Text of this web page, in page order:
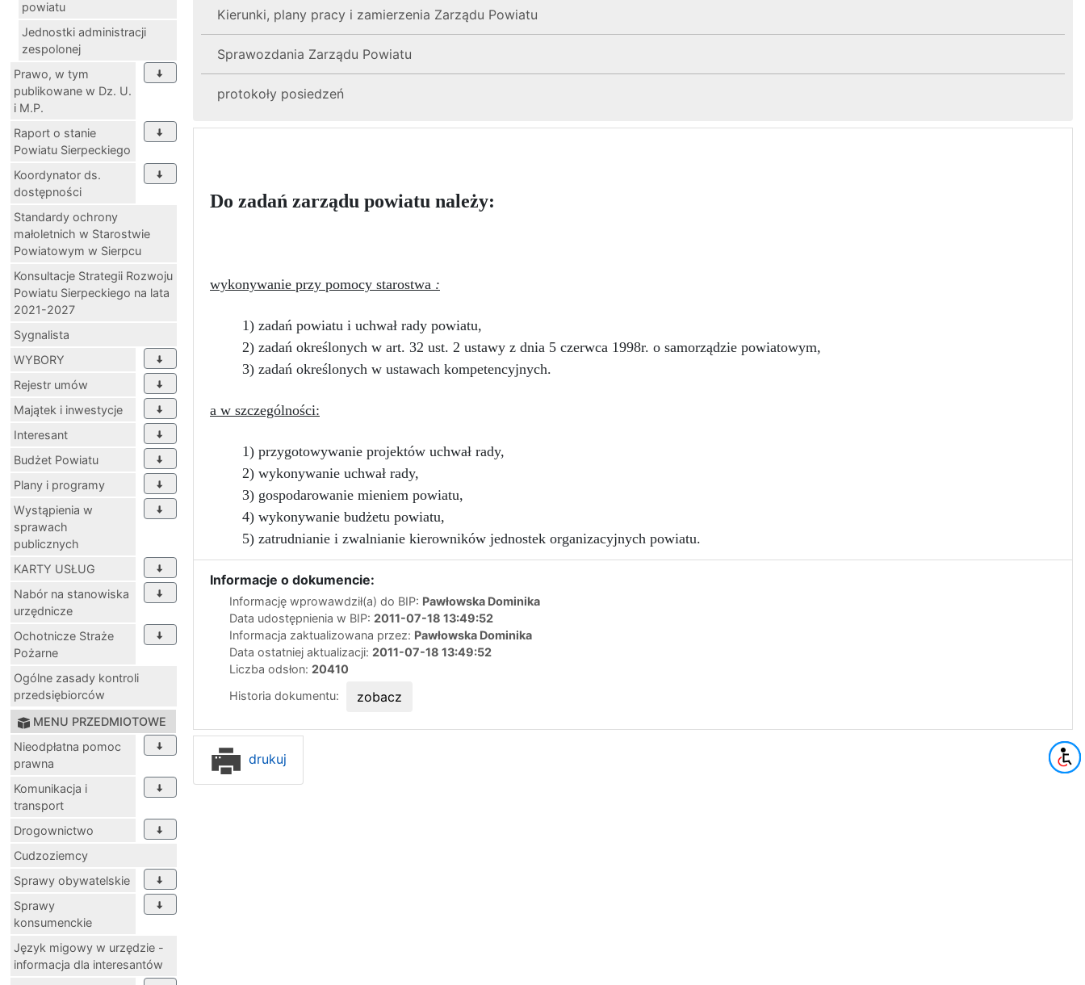
powiatu
Jednostki administracji
zespolonej
Prawo, w tym
publikowane w Dz. U.
i M.P.
Raport o stanie
Powiatu Sierpeckiego
Koordynator ds.
dostępności
Standardy ochrony
małoletnich w Starostwie
Powiatowym w Sierpcu
Konsultacje Strategii Rozwoju
Powiatu Sierpeckiego na lata
2021-2027
Sygnalista
WYBORY
Rejestr umów
Majątek i inwestycje
Interesant
Budżet Powiatu
Plany i programy
Wystąpienia w
sprawach
publicznych
KARTY USŁUG
Nabór na stanowiska
urzędnicze
Ochotnicze Straże
Pożarne
Ogólne zasady kontroli
przedsiębiorców
MENU PRZEDMIOTOWE
Nieodpłatna pomoc
prawna
Komunikacja i
transport
Drogownictwo
Cudzoziemcy
Sprawy obywatelskie
Sprawy
konsumenckie
Język migowy w urzędzie -
informacja dla interesantów
Kierunki, plany pracy i zamierzenia Zarządu Powiatu
Sprawozdania Zarządu Powiatu
protokoły posiedzeń
Do zadań zarządu powiatu należy:
wykonywanie przy pomocy starostwa :
1) zadań powiatu i uchwał rady powiatu,
2) zadań określonych w art. 32 ust. 2 ustawy z dnia 5 czerwca 1998r. o samorządzie powiatowym,
3) zadań określonych w ustawach kompetencyjnych.
a w szczególności:
1) przygotowywanie projektów uchwał rady,
2) wykonywanie uchwał rady,
3) gospodarowanie mieniem powiatu,
4) wykonywanie budżetu powiatu,
5) zatrudnianie i zwalnianie kierowników jednostek organizacyjnych powiatu.
Informacje o dokumencie:
Informację wprowawdził(a) do BIP: Pawłowska Dominika
Data udostępnienia w BIP: 2011-07-18 13:49:52
Informacja zaktualizowana przez: Pawłowska Dominika
Data ostatniej aktualizacji: 2011-07-18 13:49:52
Liczba odsłon: 20410
Historia dokumentu:
zobacz
drukuj